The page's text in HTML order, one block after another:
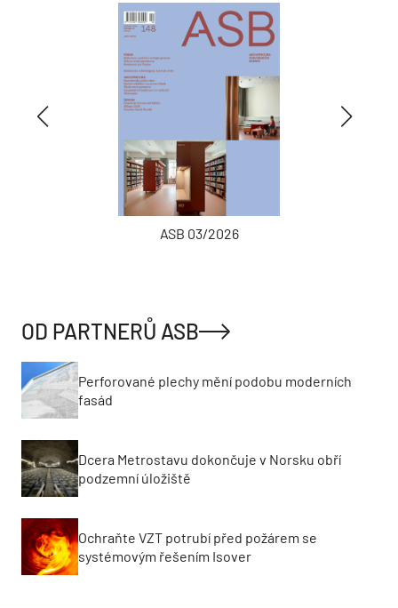
ASB 03/2026
OD PARTNERŮ ASB
Perforované plechy mění podobu moderních
fasád
Dcera Metrostavu dokončuje v Norsku obří
podzemní úložiště
Ochraňte VZT potrubí před požárem se
systémovým řešením Isover